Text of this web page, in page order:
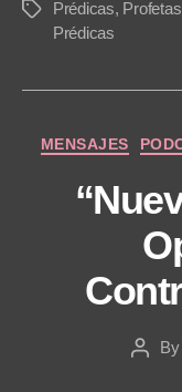
Tags Prédicas,
Prédicas
MENSAJES
Post